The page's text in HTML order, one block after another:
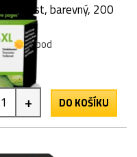
inkoust, barevný, 200
1 bod
+ DO KOŠÍKU